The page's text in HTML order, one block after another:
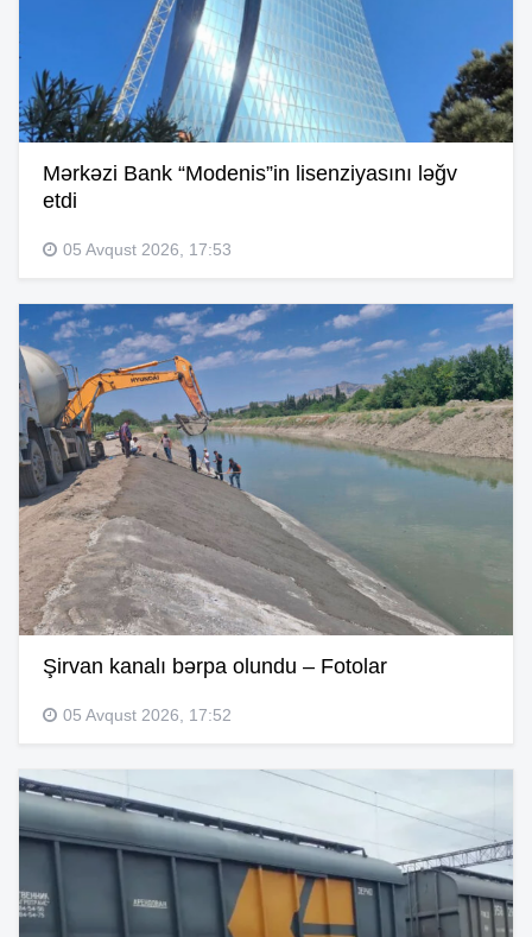
Mərkəzi Bank “Modenis”in lisenziyasını ləğv
etdi
05 Avqust 2026, 17:53
Şirvan kanalı bərpa olundu – Fotolar
05 Avqust 2026, 17:52